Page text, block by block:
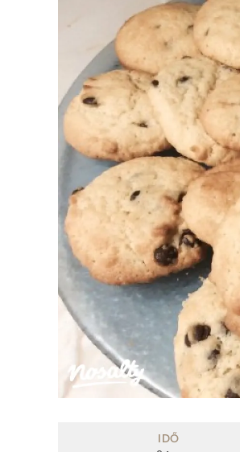
IDŐ